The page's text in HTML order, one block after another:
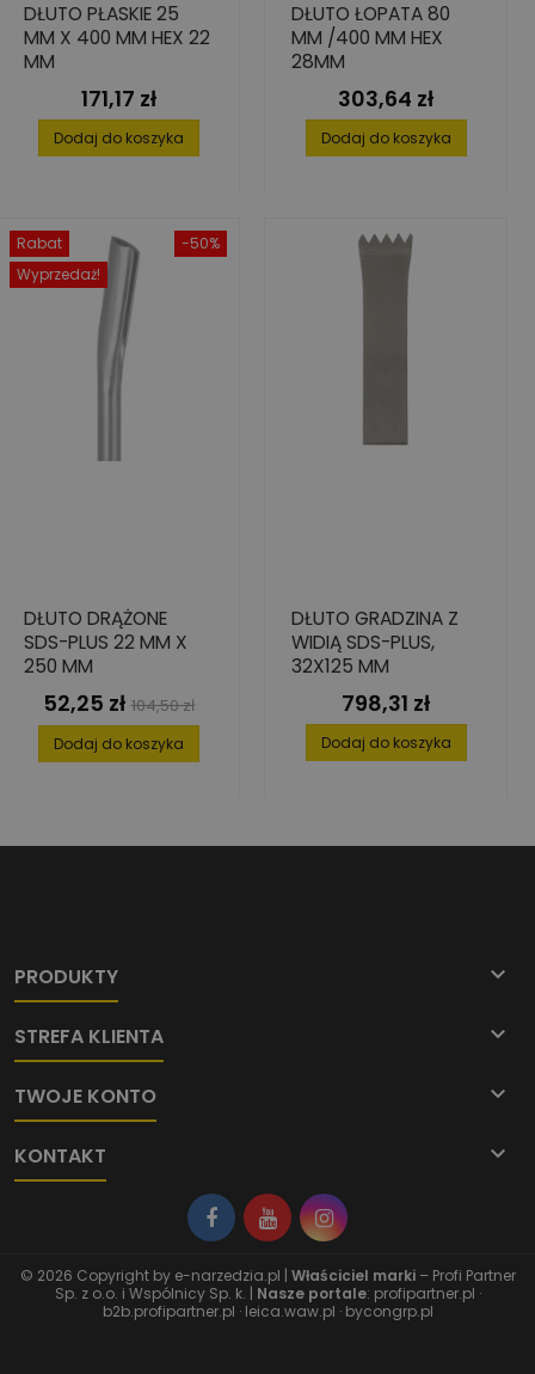
DŁUTO PŁASKIE 25
MM X 400 MM HEX 22
MM
Cena
171,17 zł
Dodaj do koszyka
DŁUTO ŁOPATA 80
MM /400 MM HEX
28MM
Cena
303,64 zł
Dodaj do koszyka
-50%
Rabat
Wyprzedaż!
DŁUTO DRĄŻONE
SDS-PLUS 22 MM X
250 MM
Cena
52,25 zł Cena
podstawowa
104,50 zł
Dodaj do koszyka
DŁUTO GRADZINA Z
WIDIĄ SDS-PLUS,
32X125 MM
Cena
798,31 zł
Dodaj do koszyka
PRODUKTY 
STREFA KLIENTA 
TWOJE KONTO 
KONTAKT 
© 2026 Copyright by e-narzedzia.pl | Właściciel marki– Profi Partner
Sp. z o.o. i Wspólnicy Sp. k. | Nasze portale: profipartner.pl ·
b2b.profipartner.pl · leica.waw.pl · bycongrp.pl